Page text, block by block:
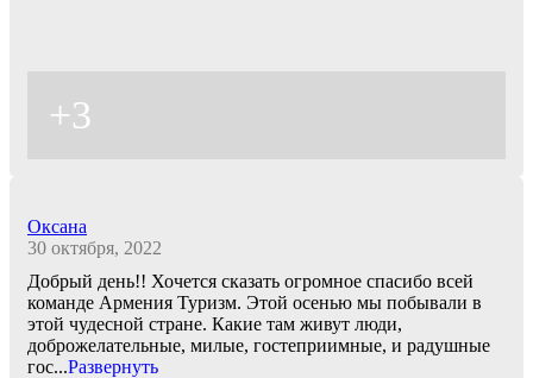
+3
Оксана
30 октября, 2022
Добрый день!! Хочется сказать огромное спасибо всей
команде Армения Туризм. Этой осенью мы побывали в
этой чудесной стране. Какие там живут люди,
доброжелательные, милые, гостеприимные, и радушные
гос...Развернуть